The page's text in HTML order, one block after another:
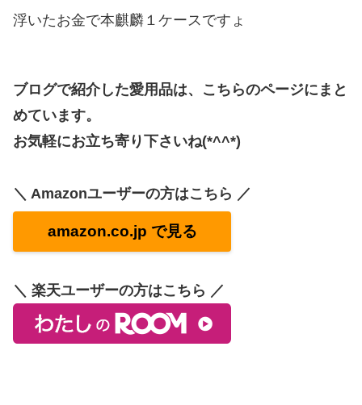
浮いたお金で本麒麟１ケースですょ
ブログで紹介した愛用品は、こちらのページにまと
めています。
お気軽にお立ち寄り下さいね(*^^*)
＼ Amazonユーザーの方はこちら ／
amazon.co.jp で見る
＼ 楽天ユーザーの方はこちら ／